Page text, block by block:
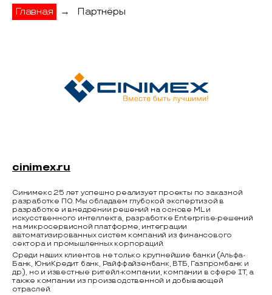
Главная → Партнёры
cinimex.ru
Синимекс 25 лет успешно реализует проекты по заказной
разработке ПО. Мы обладаем глубокой экспертизой в
разработке и внедрении решений на основе ML и
искусственного интеллекта, разработке Enterprise-решений
на микросервисной платформе, интеграции
автоматизированных систем компаний из финансового
сектора и промышленных корпораций.
Среди наших клиентов не только крупнейшие банки (Альфа-
Банк, ЮниКредит банк, Райффайзенбанк, ВТБ, Газпромбанк и
др.), но и известные ритейл-компании, компании в сфере IT, а
также компании из производственной и добывающей
отраслей.